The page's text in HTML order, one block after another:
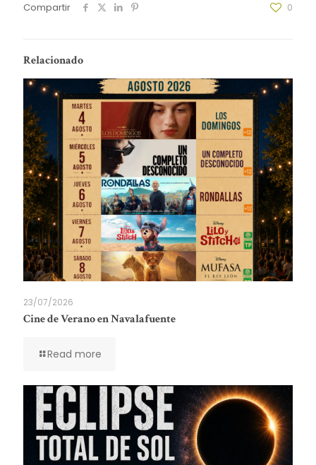
Compartir 0
Relacionado
23/07/2026
Cine de Verano en Navalafuente
Read more